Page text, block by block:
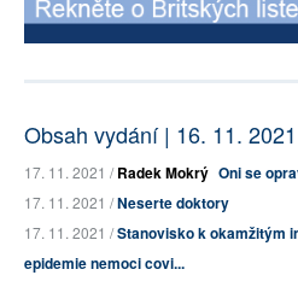
Obsah vydání | 16. 11. 2021
17. 11. 2021 /Radek Mokrý Oni se
17. 11. 2021 /Neserte doktory
17. 11. 2021 /Stanovisko k okamžitým
epidemie nemoci covi...